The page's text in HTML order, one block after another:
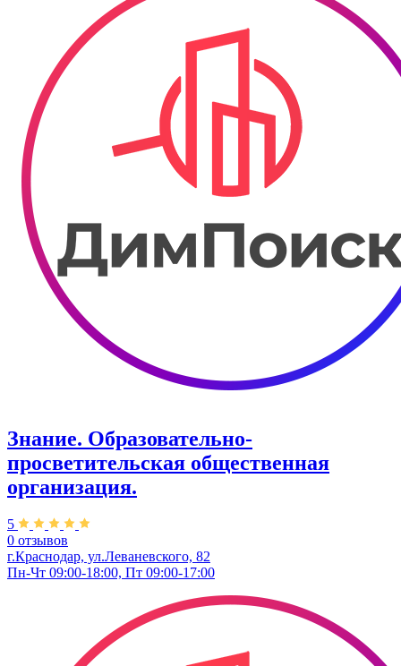
Знание. Образовательно-
просветительская общественная
организация.
5
0 отзывов
г.Краснодар, ул.Леваневского, 82
Пн-Чт 09:00-18:00, Пт 09:00-17:00